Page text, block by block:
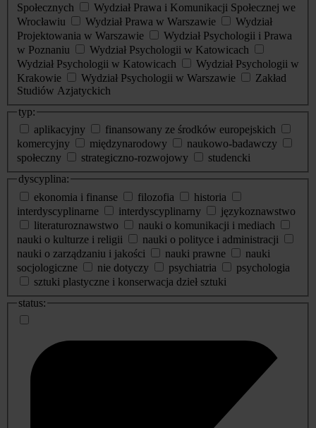
Społecznych
Wydział Prawa i Komunikacji Społecznej we
Wrocławiu
Wydział Prawa w Warszawie
Wydział
Projektowania w Warszawie
Wydział Psychologii i Prawa
w Poznaniu
Wydział Psychologii w Katowicach
Wydział Psychologii w Katowicach
Wydział Psychologii w
Krakowie
Wydział Psychologii w Warszawie
Zakład
Studiów Azjatyckich
typ:
aplikacyjny
finansowany ze środków europejskich
komercyjny
międzynarodowy
naukowo-badawczy
społeczny
strategiczno-rozwojowy
studencki
dyscyplina:
ekonomia i finanse
filozofia
historia
interdyscyplinarne
interdyscyplinarny
językoznawstwo
literaturoznawstwo
nauki o komunikacji i mediach
nauki o kulturze i religii
nauki o polityce i administracji
nauki o zarządzaniu i jakości
nauki prawne
nauki
socjologiczne
nie dotyczy psychiatria
psychologia
sztuki plastyczne i konserwacja dzieł sztuki
status: